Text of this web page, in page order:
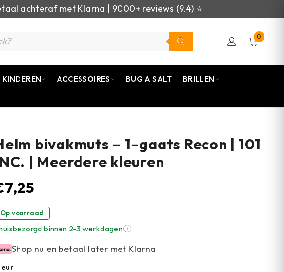
achteraf met Klarna | 9000+ reviews (9.4) ⭐
0
KINDEREN ACCESSOIRES BUG A SALT
BRILLEN
bivakmuts – 1-gaats Recon | 101
| Meerdere kleuren
7,25
Op voorraad
binnen 2-3 werkdagen
Shop nu en betaal later met Klarna